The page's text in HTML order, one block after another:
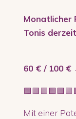
Monatlicher
Tonis
60 € / 100 €
Mit einer